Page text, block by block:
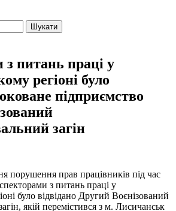
з питань праці у
регіоні було
підприємство
загін
порушення прав працівників під час
з питань праці у
було відвідано Другий Воєнізований
якій перемістився з м. Лисичанськ